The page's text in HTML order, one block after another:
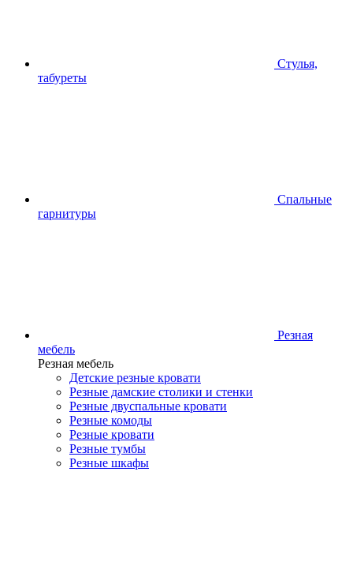
Стулья,
табуреты
Спальные
гарнитуры
Резная
мебель
Резная мебель
Детские резные кровати
Резные дамские столики и стенки
Резные двуспальные кровати
Резные комоды
Резные кровати
Резные тумбы
Резные шкафы